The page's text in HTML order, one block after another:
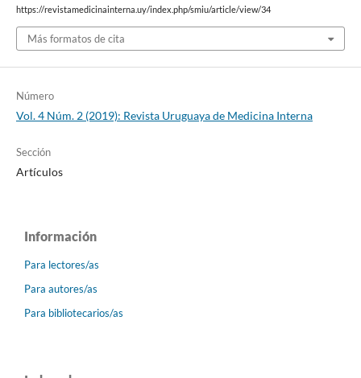
https://revistamedicinainterna.uy/index.php/smiu/article/view/34
Más formatos de cita
Número
Vol. 4 Núm. 2 (2019): Revista Uruguaya de Medicina Interna
Sección
Artículos
Información
Para lectores/as
Para autores/as
Para bibliotecarios/as